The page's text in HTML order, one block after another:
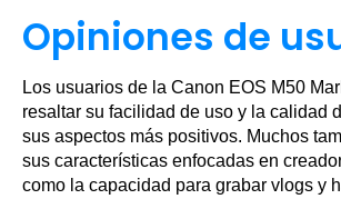
Opiniones de
Los usuarios de la Canon EOS M50
resaltar su facilidad de uso y la calidad
sus aspectos más positivos. Muchos
sus características enfocadas en
como la capacidad para grabar vlogs y